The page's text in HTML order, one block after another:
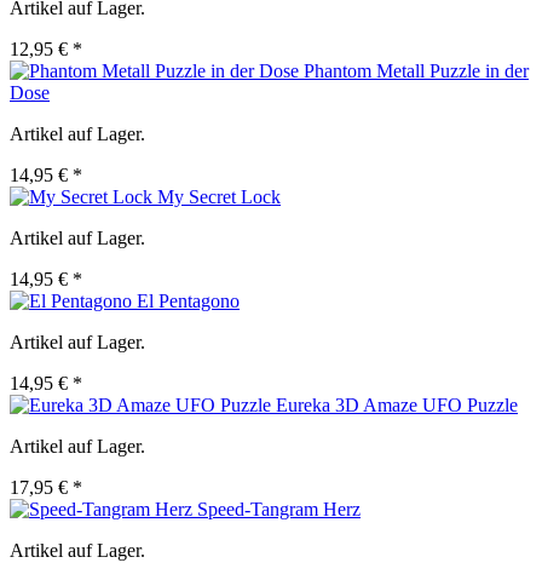
Artikel auf Lager.
12,95 € *
Phantom Metall Puzzle in der
Dose
Artikel auf Lager.
14,95 € *
My Secret Lock
Artikel auf Lager.
14,95 € *
El Pentagono
Artikel auf Lager.
14,95 € *
Eureka 3D Amaze UFO Puzzle
Artikel auf Lager.
17,95 € *
Speed-Tangram Herz
Artikel auf Lager.